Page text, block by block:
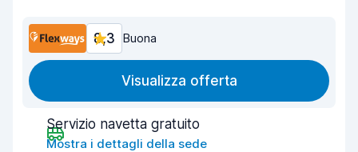
8,3 Buona
Visualizza offerta
Servizio navetta gratuito
Mostra i dettagli della sede